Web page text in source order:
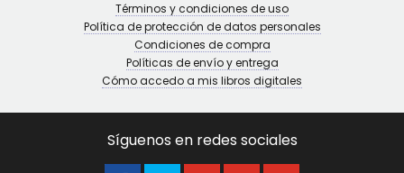
Términos y condiciones de uso
Política de protección de datos personales
Condiciones de compra
Políticas de envío y entrega
Cómo accedo a mis libros digitales
Síguenos en redes sociales